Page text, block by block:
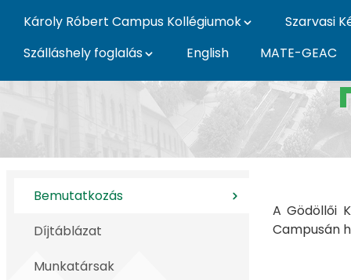
Károly Róbert Campus Kollégiumok
Szarvasi
Szálláshely foglalás
English MATE-GEAC
Bemutatkozás -
Bemutatkozás
Díjtáblázat
Munkatársak
A Gödöllői
Campusán